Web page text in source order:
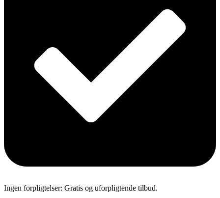
Ingen forpligtelser: Gratis og uforpligtende tilbud.